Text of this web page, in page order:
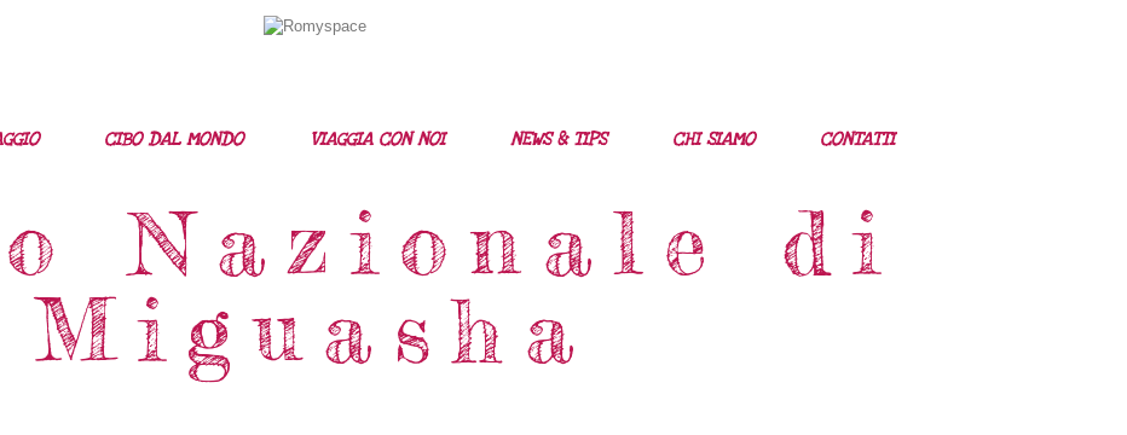
CIBO DAL MONDO VIAGGIA CON NOI NEWS & TIPS CHI SIAMO CONTATTI
Nazionale di
Miguasha
Cibo Dal Mondo
Viaggia Con Noi
News & Tips
Chi Siamo
Contatti